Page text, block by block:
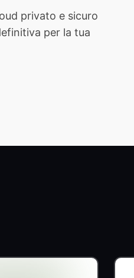
privato e sicuro
per la tua